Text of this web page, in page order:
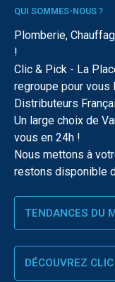
QUI SOMMES-NOUS ?
Plomberie,
!
Clic & Pick - La
regroupe pour
Distributeurs
Un large choix de
vous en 24h !
Nous mettons à
restons disponible
TENDANCES DU
DÉCOUVREZ